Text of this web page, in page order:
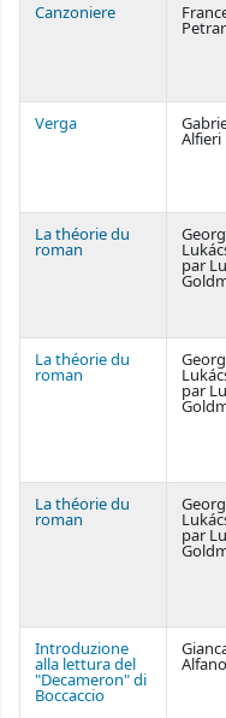
Canzoniere
Verga
Alfieri
La théorie du
roman
Georg
par
La théorie du
roman
Georg
par
La théorie du
roman
Georg
par
Introduzione
alla lettura del
"Decameron" di
Boccaccio
Alfano